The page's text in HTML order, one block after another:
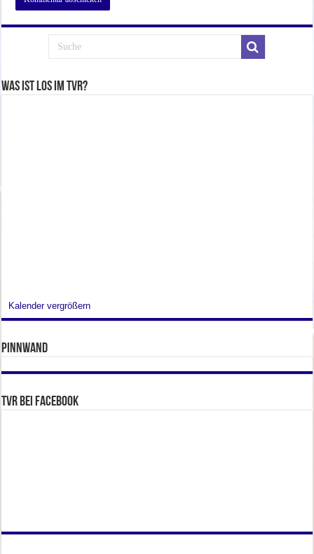
Was ist los im TVR?
Kalender vergrößern
Pinnwand
TVR bei facebook